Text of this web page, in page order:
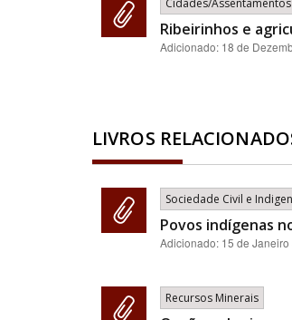
Cidades/
Ribeirinhos e
Adicionado: 18 de
LIVROS
Sociedade Civil e
Povos indígenas
Adicionado: 15 de Janeiro
Recursos Minerais